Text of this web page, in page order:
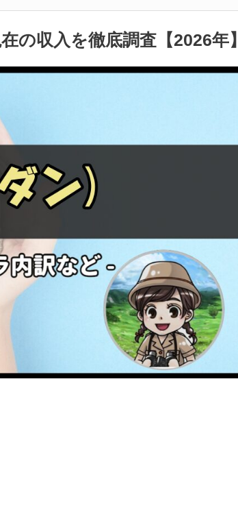
の収入を徹底調査【2026年】